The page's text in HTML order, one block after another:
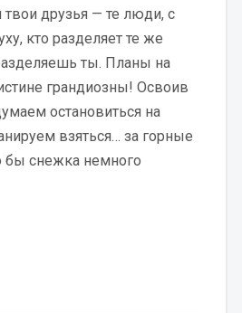
твои друзья — те люди, с
кто разделяет те же
ты. Планы на
грандиозны! Освоив
остановиться на
взяться… за горные
бы снежка немного